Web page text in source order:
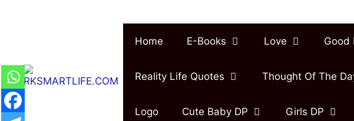
Home E-Books Love Good
Reality Life Quotes Thought Of The
Logo Cute Baby DP Girls DP